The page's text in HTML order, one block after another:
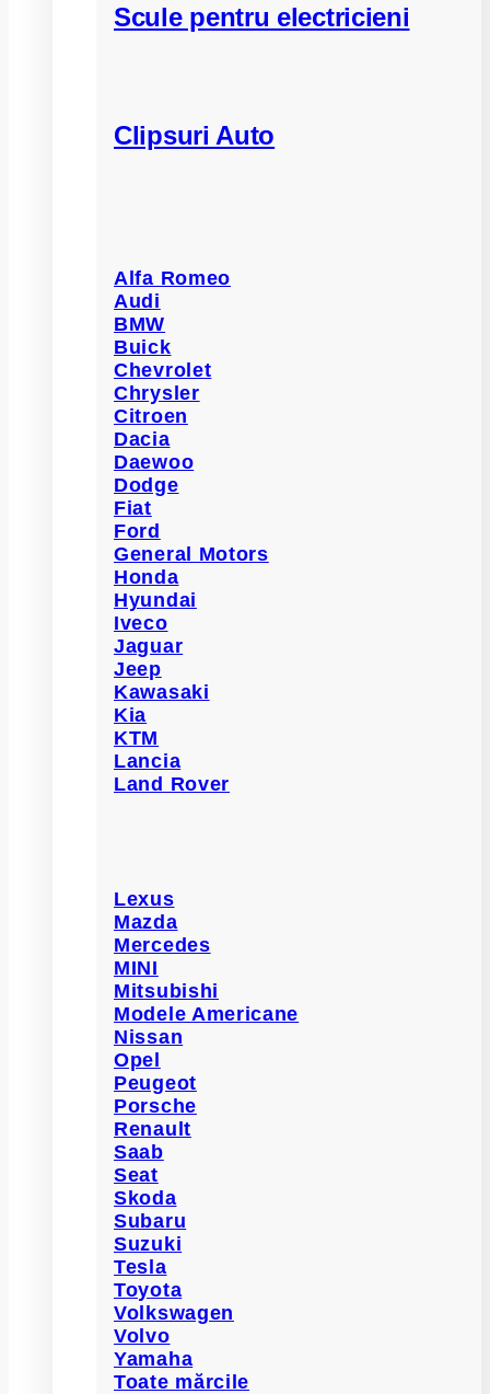
Scule pentru electricieni
Clipsuri Auto
Alfa Romeo
Audi
BMW
Buick
Chevrolet
Chrysler
Citroen
Dacia
Daewoo
Dodge
Fiat
Ford
General Motors
Honda
Hyundai
Iveco
Jaguar
Jeep
Kawasaki
Kia
KTM
Lancia
Land Rover
Lexus
Mazda
Mercedes
MINI
Mitsubishi
Modele Americane
Nissan
Opel
Peugeot
Porsche
Renault
Saab
Seat
Skoda
Subaru
Suzuki
Tesla
Toyota
Volkswagen
Volvo
Yamaha
Toate mărcile